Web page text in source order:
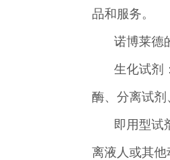
品和服务。
诺博莱德
生化试剂
酶、分离试
即用型试
离液人或其